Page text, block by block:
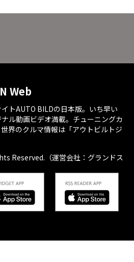
Web
トAUTO BILDの日本版。いち早い
ル動画ビデオ満載。チューニングカ
界のクルマ情報は「アウトビルトジ
Reserved.（運営会社：グランドス